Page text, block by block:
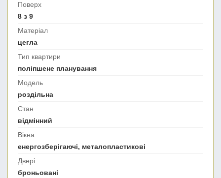
Поверх
8 з 9
Матеріал
цегла
Тип квартири
поліпшене планування
Модель
роздільна
Стан
відмінний
Вікна
енергозберігаючі, металопластикові
Двері
броньовані